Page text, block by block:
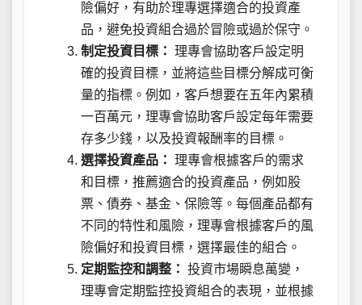
險偏好，有助於理專選擇適合的投資產
品，避免投資組合過於冒險或過於保守。
制定投資目標： 理專會協助客戶設定明
確的投資目標，並將這些目標分解成可衡
量的指標。例如，客戶想要在五年內累積
一百萬元，理專會協助客戶設定每年需要
存多少錢，以及投資報酬率的目標。
選擇投資產品： 理專會根據客戶的需求
和目標，推薦適合的投資產品，例如股
票、債券、基金、保險等。每個產品都有
不同的特性和風險，理專會根據客戶的風
險偏好和投資目標，選擇最佳的組合。
定期監控和調整： 投資市場瞬息萬變，
理專會定期監控投資組合的表現，並根據